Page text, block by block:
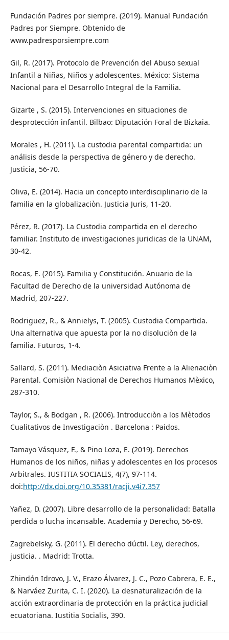
Fundación Padres por siempre. (2019). Manual Fundación
Padres por Siempre. Obtenido de
www.padresporsiempre.com
Gil, R. (2017). Protocolo de Prevención del Abuso sexual
Infantil a Niñas, Niños y adolescentes. México: Sistema
Nacional para el Desarrollo Integral de la Familia.
Gizarte , S. (2015). Intervenciones en situaciones de
desprotección infantil. Bilbao: Diputación Foral de Bizkaia.
Morales , H. (2011). La custodia parental compartida: un
análisis desde la perspectiva de género y de derecho.
Justicia, 56-70.
Oliva, E. (2014). Hacia un concepto interdisciplinario de la
familia en la globalizaciòn. Justicia Juris, 11-20.
Pérez, R. (2017). La Custodia compartida en el derecho
familiar. Instituto de investigaciones juridicas de la UNAM,
30-42.
Rocas, E. (2015). Familia y Constitución. Anuario de la
Facultad de Derecho de la universidad Autónoma de
Madrid, 207-227.
Rodriguez, R., & Annielys, T. (2005). Custodia Compartida.
Una alternativa que apuesta por la no disoluciòn de la
familia. Futuros, 1-4.
Sallard, S. (2011). Mediaciòn Asiciativa Frente a la Alienaciòn
Parental. Comisiòn Nacional de Derechos Humanos Mèxico,
287-310.
Taylor, S., & Bodgan , R. (2006). Introducciòn a los Mètodos
Cualitativos de Investigaciòn . Barcelona : Paidos.
Tamayo Vásquez, F., & Pino Loza, E. (2019). Derechos
Humanos de los niños, niñas y adolescentes en los procesos
Arbitrales. IUSTITIA SOCIALIS, 4(7), 97-114.
doi:http://dx.doi.org/10.35381/racji.v4i7.357
Yañez, D. (2007). Libre desarrollo de la personalidad: Batalla
perdida o lucha incansable. Academia y Derecho, 56-69.
Zagrebelsky, G. (2011). El derecho dúctil. Ley, derechos,
justicia. . Madrid: Trotta.
Zhindón Idrovo, J. V., Erazo Álvarez, J. C., Pozo Cabrera, E. E.,
& Narváez Zurita, C. I. (2020). La desnaturalización de la
acción extraordinaria de protección en la práctica judicial
ecuatoriana. Iustitia Socialis, 390.